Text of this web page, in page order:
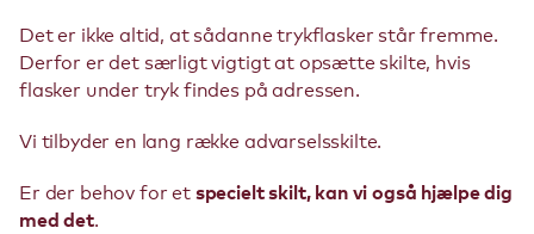
Det er ikke altid, at sådanne trykflasker står fremme.
Derfor er det særligt vigtigt at opsætte skilte, hvis
flasker under tryk findes på adressen.
Vi tilbyder en lang række advarselsskilte.
Er der behov for etspecielt skilt, kan vi også hjælpe dig
med det.